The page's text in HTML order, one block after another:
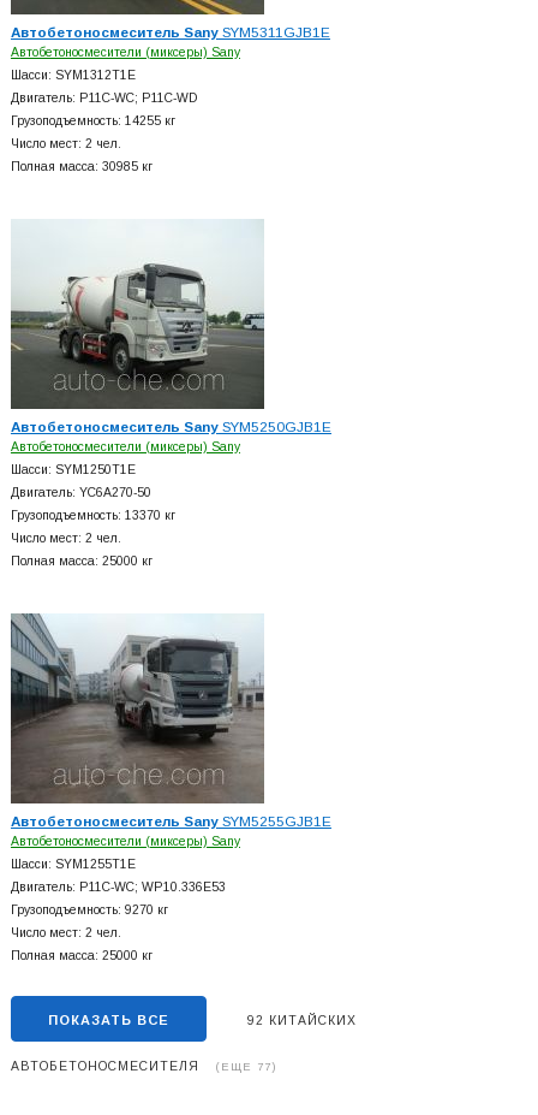
Автобетоносмеситель SanySYM5311GJB1E
Автобетоносмесители (миксеры) Sany
Шасси: SYM1312T1E
Двигатель: P11C-WC; P11C-WD
Грузоподъемность: 14255 кг
Число мест: 2 чел.
Полная масса: 30985 кг
Автобетоносмеситель SanySYM5250GJB1E
Автобетоносмесители (миксеры) Sany
Шасси: SYM1250T1E
Двигатель: YC6A270-50
Грузоподъемность: 13370 кг
Число мест: 2 чел.
Полная масса: 25000 кг
Автобетоносмеситель SanySYM5255GJB1E
Автобетоносмесители (миксеры) Sany
Шасси: SYM1255T1E
Двигатель: P11C-WC; WP10.336E53
Грузоподъемность: 9270 кг
Число мест: 2 чел.
Полная масса: 25000 кг
ПОКАЗАТЬ ВСЕ 92 КИТАЙСКИХ
АВТОБЕТОНОСМЕСИТЕЛЯ (ЕЩЕ 77)